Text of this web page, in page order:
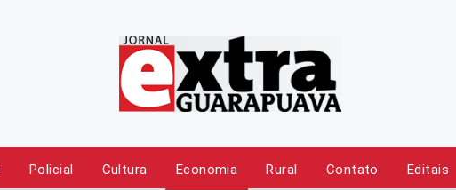
Policial Cultura Economia Rural Contato Editais